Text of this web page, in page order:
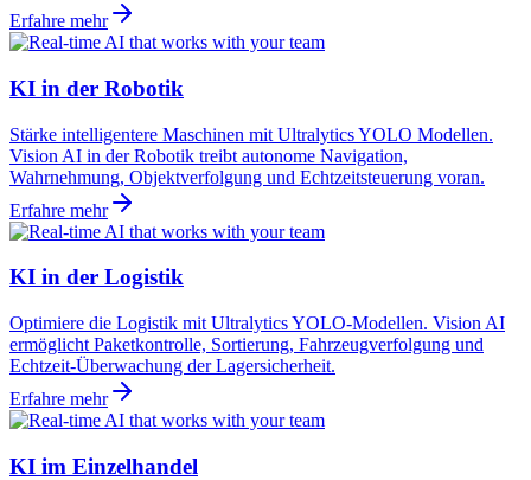
Erfahre mehr
KI in der Robotik
Stärke intelligentere Maschinen mit Ultralytics YOLO Modellen.
Vision AI in der Robotik treibt autonome Navigation,
Wahrnehmung, Objektverfolgung und Echtzeitsteuerung voran.
Erfahre mehr
KI in der Logistik
Optimiere die Logistik mit Ultralytics YOLO-Modellen. Vision AI
ermöglicht Paketkontrolle, Sortierung, Fahrzeugverfolgung und
Echtzeit-Überwachung der Lagersicherheit.
Erfahre mehr
KI im Einzelhandel